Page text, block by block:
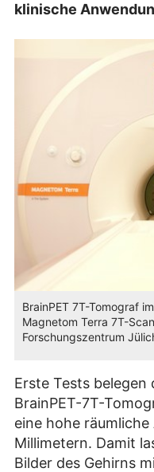
klinische
BrainPET 7T-Tomograf
Magnetom Terra 7T-
Forschungszentrum
Erste Tests belegen
BrainPET-7T-
eine hohe
Millimetern. Damit
Bilder des Gehirns